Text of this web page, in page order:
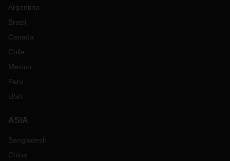
Argentina
Brazil
Canada
Chile
Mexico
Peru
USA
ASIA
Bangladesh
China